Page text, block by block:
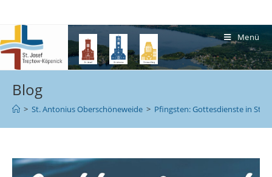
Menü
Blog
> St. Antonius Oberschöneweide > Pfingsten: Gottesdienste in St.